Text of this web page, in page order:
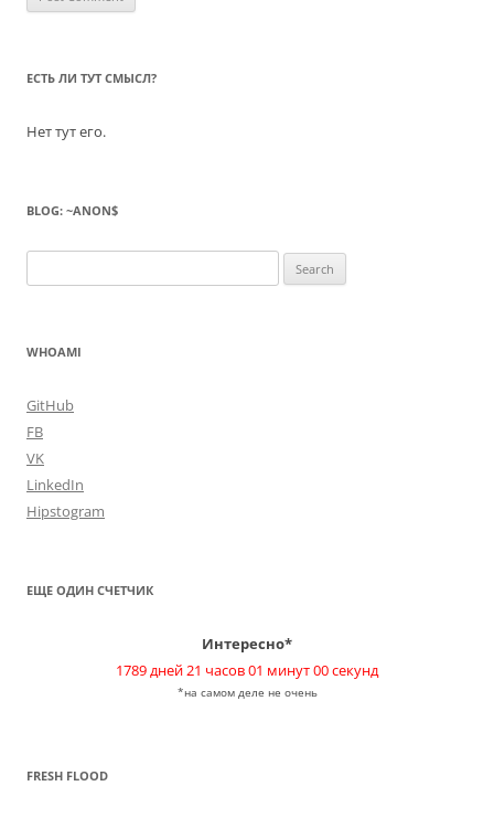
ЕСТЬ ЛИ ТУТ СМЫСЛ?
Нет тут его.
BLOG: ~ANON$
for:
WHOAMI
GitHub
FB
VK
LinkedIn
Hipstogram
ЕЩЕ ОДИН СЧЕТЧИК
Интересно*
1789 дней 21 часов 01 минут 00 секунд
*на самом деле не очень
FRESH FLOOD